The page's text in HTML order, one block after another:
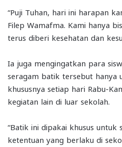
“Puji Tuhan, hari ini harapan
Filep Wamafma. Kami hanya
terus diberi kesehatan dan
Ia juga mengingatkan para
seragam batik tersebut hanya
khususnya setiap hari Rabu-
kegiatan lain di luar sekolah.
“Batik ini dipakai khusus untuk
ketentuan yang berlaku di